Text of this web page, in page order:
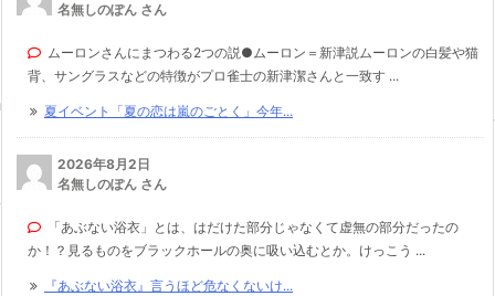
名無しのぽん さん
ムーロンさんにまつわる2つの説●ムーロン＝新津説ムーロンの白髪や猫
背、サングラスなどの特徴がプロ雀士の新津潔さんと一致す ...
夏イベント「夏の恋は嵐のごとく」今年...
2026年8月2日
名無しのぽん さん
「あぶない浴衣」とは、はだけた部分じゃなくて虚無の部分だったの
か！？見るものをブラックホールの奥に吸い込むとか。けっこう ...
『あぶない浴衣』言うほど危なくないけ...